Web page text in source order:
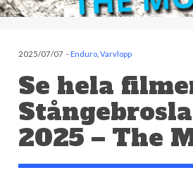
2025/07/07 -Enduro Varvlopp
Se hela
2025 – The